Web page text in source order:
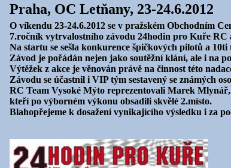
Praha, OC Letňany, 23-24.6.2012
O víkendu 23-24.6.2012 se v pražském Obchodním
7.ročník vytrvalostního závodu 24hodin pro Kuře
Na startu se sešla konkurence špičkových pilotů a
Závod je pořádán nejen jako soutěžní klání, ale i na
Výtěžek z akce je věnován právě na činnost této
Závodu se účastnil i VIP tým sestavený se známých
RC Team Vysoké Mýto reprezentovali Marek
kteří po výborném výkonu obsadili skvělé 2.místo.
Blahopřejeme k dosažení vynikajícího výsledku i za